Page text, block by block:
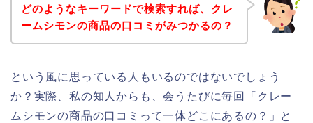
どのようなキーワードで検索すれば、クレ
ームシモンの商品の口コミがみつかるの？
という風に思っている人もいるのではないでしょう
か？実際、私の知人からも、会うたびに毎回「クレー
ムシモンの商品の口コミって一体どこにあるの？」と